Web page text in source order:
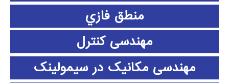
منطق فازي
مهندسی کنترل
مهندسی مکانیک در سیمولینک